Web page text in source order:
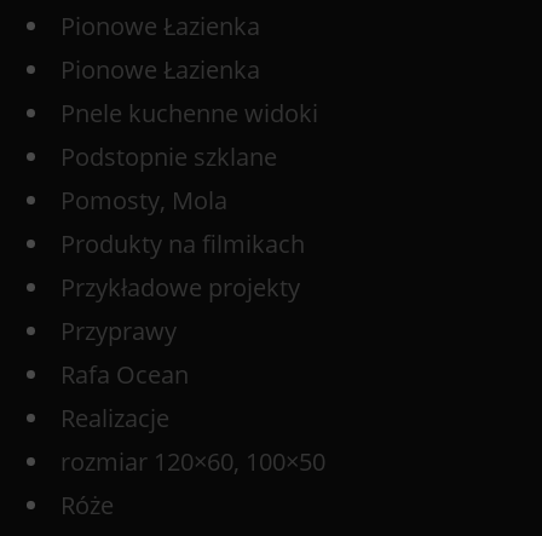
Pionowe Łazienka
Pionowe Łazienka
Pnele kuchenne widoki
Podstopnie szklane
Pomosty, Mola
Produkty na filmikach
Przykładowe projekty
Przyprawy
Rafa Ocean
Realizacje
rozmiar 120×60, 100×50
Róże